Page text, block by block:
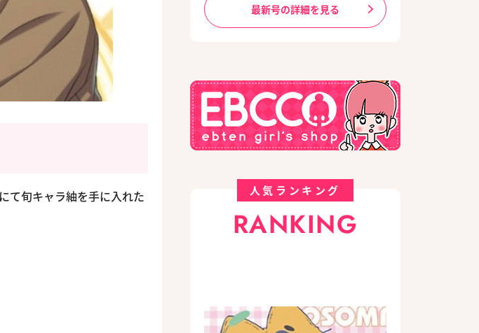
て旬キャラ紬を手に入れた
最新号の詳細を見る
人気ランキング
RANKING